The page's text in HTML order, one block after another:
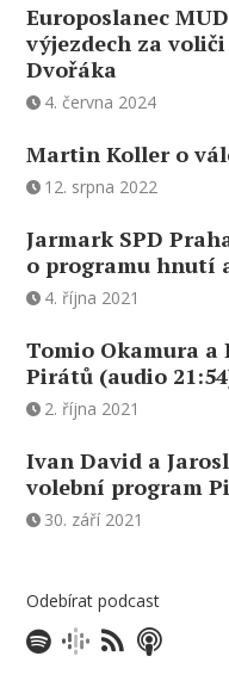
Europoslanec
výjezdech za
Dvořáka
4. června 2024
Martin Koller o
12. srpna 2022
Jarmark SPD
o programu hnutí
4. října 2021
Tomio Okamura a
Pirátů (audio
2. října 2021
Ivan David a
volební program
30. září 2021
Odebírat podcast